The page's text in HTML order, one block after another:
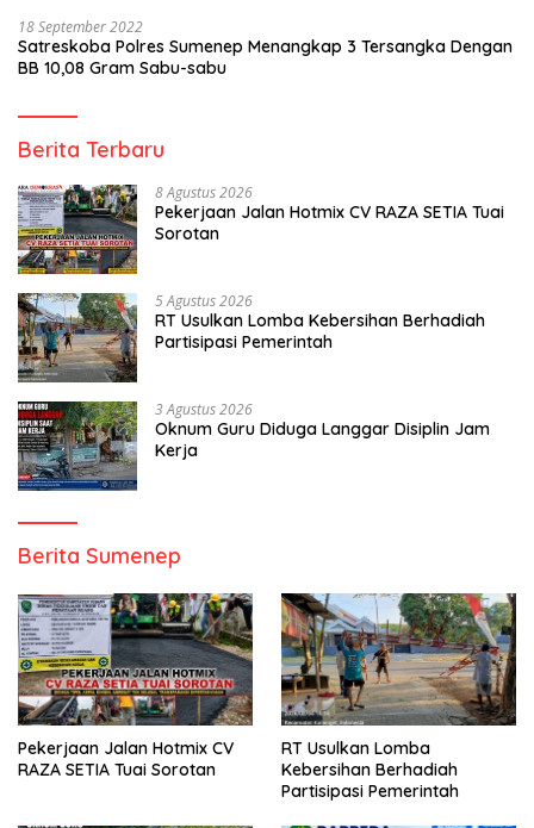
18 September 2022
Satreskoba Polres Sumenep Menangkap 3 Tersangka Dengan
BB 10,08 Gram Sabu-sabu
Berita Terbaru
8 Agustus 2026
Pekerjaan Jalan Hotmix CV RAZA SETIA Tuai
Sorotan
5 Agustus 2026
RT Usulkan Lomba Kebersihan Berhadiah
Partisipasi Pemerintah
3 Agustus 2026
Oknum Guru Diduga Langgar Disiplin Jam
Kerja
Berita Sumenep
Pekerjaan Jalan Hotmix CV
RAZA SETIA Tuai Sorotan
RT Usulkan Lomba
Kebersihan Berhadiah
Partisipasi Pemerintah